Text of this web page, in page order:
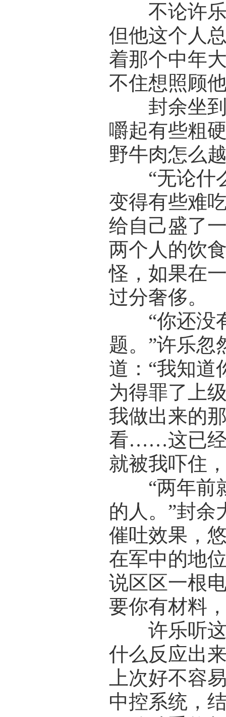
不论许乐
但他这个人
着那个中年
不住想照顾
封余坐到
嚼起有些粗
野牛肉怎么
“无论什么
变得有些难
给自己盛了
两个人的饮
怪，如果在
过分奢侈。
“你还没有
题。”许乐忽
道：“我知道
为得罪了上
我做出来的
看……这已经
就被我吓住
“两年前就
的人。”封余
催吐效果，
在军中的地
说区区一根
要你有材料
许乐听这
什么反应出
上次好不容
中控系统，